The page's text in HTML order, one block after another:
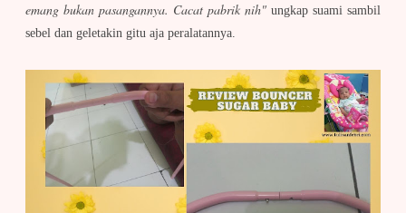
emang bukan pasangannya. Cacat pabrik nih" ungkap suami sambil
sebel dan geletakin gitu aja peralatannya.